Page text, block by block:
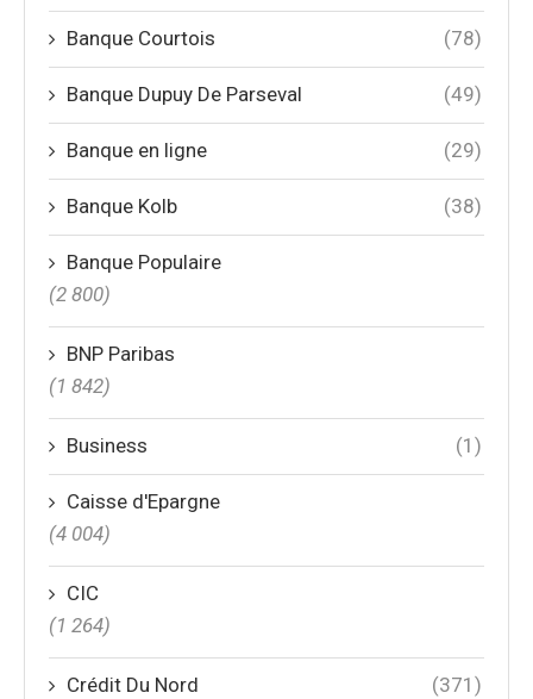
Banque Courtois (78)
Banque Dupuy De Parseval (49)
Banque en ligne (29)
Banque Kolb (38)
Banque Populaire
(2 800)
BNP Paribas
(1 842)
Business (1)
Caisse d'Epargne
(4 004)
CIC
(1 264)
Crédit Du Nord (371)